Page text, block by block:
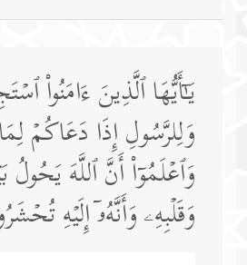
یَـٰۤأَیُّهَا ٱلَّذِینَ ءَامَنُوا۟
وَلِلرَّسُولِ إِذَا دَعَاكُمۡ
وَٱعۡلَمُوۤا۟ أَنَّ ٱللَّهَ یَحُولُ
وَقَلۡبِهِۦ وَأَنَّهُۥۤ إِلَیۡهِ